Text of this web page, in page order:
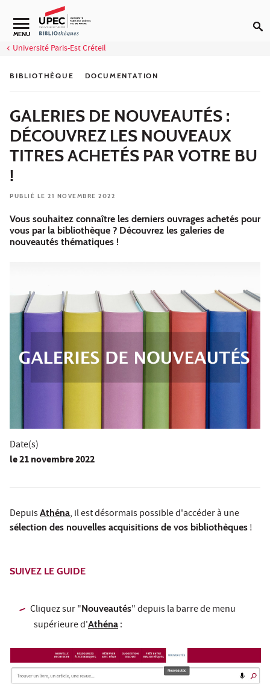
Aller au contenu
Navigation secondaire
MENU
Université Paris-Est Créteil
BIBLIOTHÈQUE DOCUMENTATION
GALERIES DE NOUVEAUTÉS :
DÉCOUVREZ LES NOUVEAUX
TITRES ACHETÉS PAR VOTRE BU
!
PUBLIÉ LE 21 NOVEMBRE 2022
Vous souhaitez connaître les derniers ouvrages achetés pour
vous par la bibliothèque ? Découvrez les galeries de
nouveautés thématiques !
Date(s)
le21 novembre 2022
DepuisAthéna, il est désormais possible d'accéder à une
sélection des nouvelles acquisitions de vos bibliothèques !
SUIVEZ LE GUIDE
Cliquez sur "Nouveautés" depuis la barre de menu
supérieure d'Athéna :